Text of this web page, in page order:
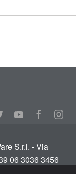
S.r.l. - Via
06 3036 3456